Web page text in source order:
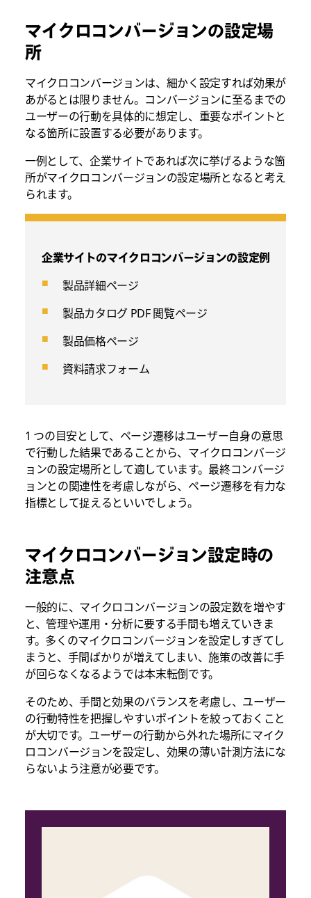
マイクロコンバージョンの設定場
所
マイクロコンバージョンは、細かく設定すれば効果が
あがるとは限りません。コンバージョンに至るまでの
ユーザーの行動を具体的に想定し、重要なポイントと
なる箇所に設置する必要があります。
一例として、企業サイトであれば次に挙げるような箇
所がマイクロコンバージョンの設定場所となると考え
られます。
企業サイトのマイクロコンバージョンの設定例
製品詳細ページ
製品カタログ PDF 閲覧ページ
製品価格ページ
資料請求フォーム
1 つの目安として、ページ遷移はユーザー自身の意思
で行動した結果であることから、マイクロコンバージ
ョンの設定場所として適しています。最終コンバージ
ョンとの関連性を考慮しながら、ページ遷移を有力な
指標として捉えるといいでしょう。
マイクロコンバージョン設定時の
注意点
一般的に、マイクロコンバージョンの設定数を増やす
と、管理や運用・分析に要する手間も増えていきま
す。多くのマイクロコンバージョンを設定しすぎてし
まうと、手間ばかりが増えてしまい、施策の改善に手
が回らなくなるようでは本末転倒です。
そのため、手間と効果のバランスを考慮し、ユーザー
の行動特性を把握しやすいポイントを絞っておくこと
が大切です。ユーザーの行動から外れた場所にマイク
ロコンバージョンを設定し、効果の薄い計測方法にな
らないよう注意が必要です。